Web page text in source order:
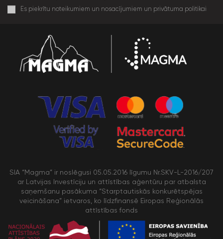
Es piekrītu noteikumiem un nosacījumiem un privātuma politikai
SIA “Magma” ir noslēgusi 05.05.2016 līgumu Nr.SKV-L-2016/207
ar Latvijas Investīciju un attīstības aģentūru par atbalsta
saņemšanu pasākuma “Starptautiskās konkurētspējas
veicināšana” ietvaros, ko līdzfinansē Eiropas Reģionālās
attīstības fonds